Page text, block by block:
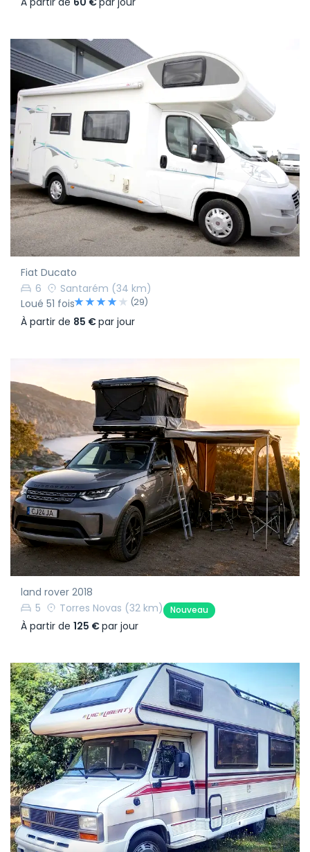
Fiat Ducato
6
Santarém (34 km)
Loué 51 fois
(29)
À partir de 85 €par jour
land rover 2018
5
Torres Novas (32 km) Nouveau
À partir de 125 €par jour